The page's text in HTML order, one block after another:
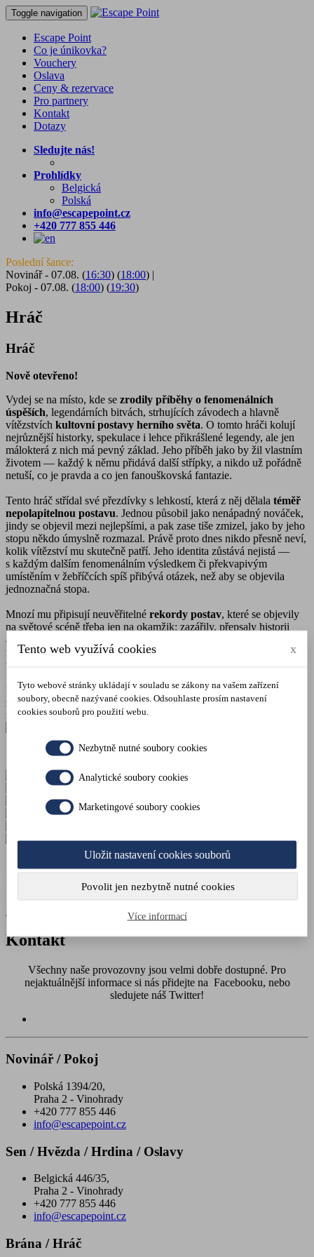
Toggle navigation
Escape Point
Co je únikovka?
Vouchery
Oslava
Ceny & rezervace
Pro partnery
Kontakt
Dotazy
Sledujte nás!
Prohlídky
Belgická
Polská
info@escapepoint.cz
+420 777 855 446
Poslední šance:
Novinář - 07.08. (16:30) (18:00) |
Pokoj - 07.08. (18:00) (19:30)
Hráč
Hráč
Nově otevřeno!
Vydej se na místo, kde se zrodily příběhy o fenomenálních
úspěších, legendárních bitvách, strhujících závodech a hlavně
vítězstvích kultovní postavy herního světa. O tomto hráči kolují
nejrůznější historky, spekulace i lehce přikrášlené legendy, ale jen
málokterá z nich má pevný základ. Jeho příběh jako by žil vlastním
životem — každý k němu přidává další střípky, a nikdo už pořádně
netuší, co je pravda a co jen fanouškovská fantazie.
Tento hráč střídal své přezdívky s lehkostí, která z něj dělala téměř
nepolapitelnou postavu. Jednou působil jako nenápadný nováček,
jindy se objevil mezi nejlepšími, a pak zase tiše zmizel, jako by jeho
stopu někdo úmyslně rozmazal. Právě proto dnes nikdo přesně neví,
kolik vítězství mu skutečně patří. Jeho identita zůstává nejistá —
s každým dalším fenomenálním výsledkem či překvapivým
umístěním v žebříčcích spíš přibývá otázek, než aby se objevila
jednoznačná stopa.
Mnozí mu připisují neuvěřitelné rekordy postav, které se objevily
na světové scéně třeba jen na okamžik: zazářily, přepsaly historii
a stejně rychle zmizely. Jako by za nimi stál jeden jediný hráč…
nebo snad celá síť alter-eg. Ale žádný důkaz nikdy neodhalil, zda
tato prchavá sláva opravdu patří jemu.
Dokážeš odhalit, jaká byla jehonejoblíbenější hra? A podaří se ti
zjistit, zda — a pod jakým tajným nickem — vytvořil svůj
nejlegendárnější rekord?
2-6 hráčů
60 minut
Dárek (dětská verze)
Nastavitelná obtížnost
Doražte o 15 minut dříve
1700 Kč
Platí se za celou hru, nikoli za osobu.
Rezervovat
Kontakt
Všechny naše provozovny jsou velmi dobře dostupné. Pro
nejaktuálnější informace si nás přidejte na Facebooku, nebo
sledujete náš Twitter!
Novinář / Pokoj
Polská 1394/20,
Praha 2 - Vinohrady
+420 777 855 446
info@escapepoint.cz
Sen / Hvězda / Hrdina / Oslavy
Belgická 446/35,
Praha 2 - Vinohrady
+420 777 855 446
info@escapepoint.cz
Brána / Hráč
Tento web využívá cookies x
Tyto webové stránky ukládají v souladu se zákony na vašem zařízení
soubory, obecně nazývané cookies. Odsouhlaste prosím nastavení
cookies souborů pro použití webu.
Nezbytně nutné soubory cookies
Analytické soubory cookies
Marketingové soubory cookies
Uložit nastavení cookies souborů
Povolit jen nezbytně nutné cookies
Více informací